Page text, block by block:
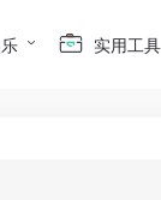
实用工具